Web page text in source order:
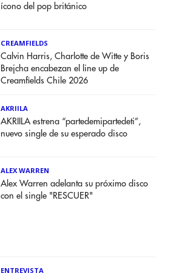
ícono del pop británico
CREAMFIELDS
Calvin Harris, Charlotte de Witte y Boris
Brejcha encabezan el line up de
Creamfields Chile 2026
AKRIILA
AKRIILA estrena “partedemipartedeti”,
nuevo single de su esperado disco
ALEX WARREN
Alex Warren adelanta su próximo disco
con el single "RESCUER"
ENTREVISTA